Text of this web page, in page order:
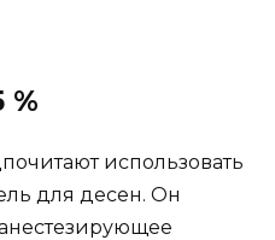
%
использовать
для десен. Он